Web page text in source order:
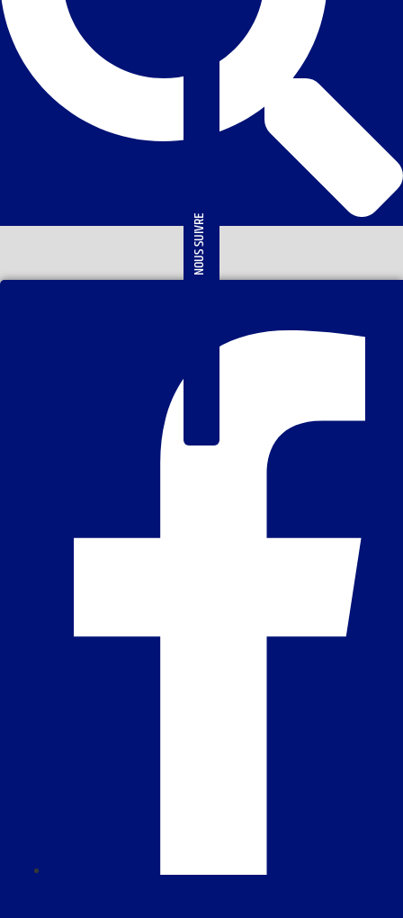
NOUS SUIVRE